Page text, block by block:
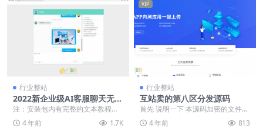
行业整站
2022新企业级AI客服聊天无限
坐席包更新PHP源码php在线
客服系统/防黑加固/机器人自
动回复/即时通讯聊天/多商户
注：安装包内有完整的文本教程附
带视频教程。 根据视频教程都可安
装完成！ 使用多商...
4 年前 1.7K
VIP
行业整站
互站卖的第八区分发源码
首先 说明一下 本源码加密的文件很
多 互站买来就加密的 市面上貌似没
有流传全开源...
4 年前 813